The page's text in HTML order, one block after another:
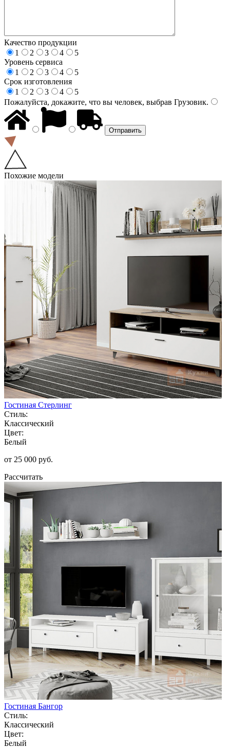
Качество продукции
1
2 3 4
5
Уровень сервиса
1
2 3 4
5
Срок изготовления
1
2 3 4
5
Пожалуйста, докажите, что вы человек, выбрав Грузовик.
Похожие модели
Гостиная Стерлинг
Стиль:
Классический
Цвет:
Белый
от 25 000 руб.
Рассчитать
Гостиная Бангор
Стиль:
Классический
Цвет:
Белый